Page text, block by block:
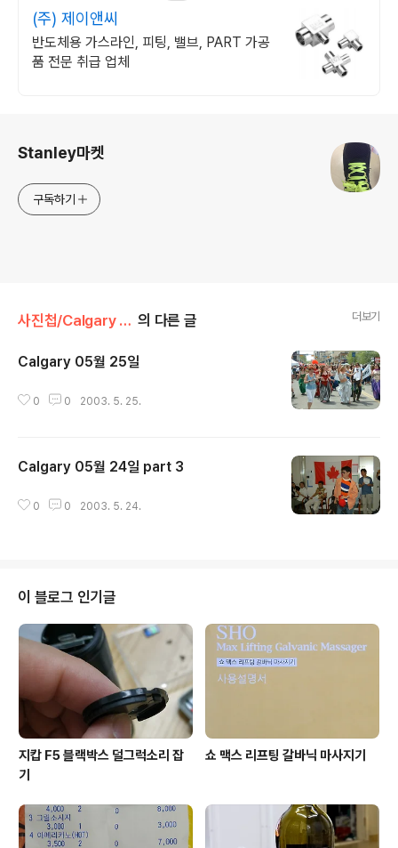
(주) 제이앤씨
반도체용 가스라인, 피팅, 밸브, PART 가공
품 전문 취급 업체
Stanley마켓
구독하기
사진첩/Calgary 생활 의 다른 글 더보기
Calgary 05월 25일
0 0 2003. 5. 25.
Calgary 05월 24일 part 3
0 0 2003. 5. 24.
이 블로그 인기글
지캅 F5 블랙박스 덜그럭소리 잡
기
쇼 맥스 리프팅 갈바닉 마사지기